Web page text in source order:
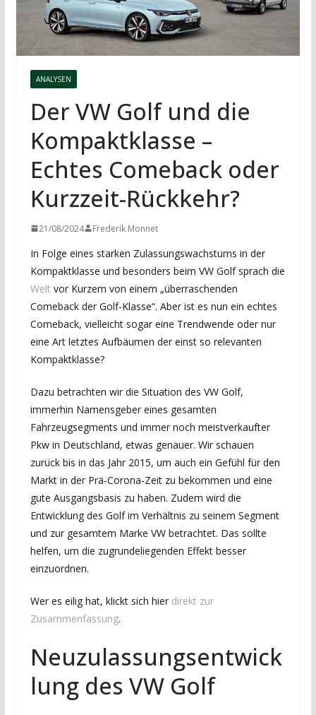
ANALYSEN
Der VW Golf und die
Kompaktklasse –
Echtes Comeback oder
Kurzzeit-Rückkehr?
21/08/2024 Frederik Monnet
In Folge eines starken Zulassungswachstums in der
Kompaktklasse und besonders beim VW Golf sprach die
Welt vor Kurzem von einem „überraschenden
Comeback der Golf-Klasse“. Aber ist es nun ein echtes
Comeback, vielleicht sogar eine Trendwende oder nur
eine Art letztes Aufbäumen der einst so relevanten
Kompaktklasse?
Dazu betrachten wir die Situation des VW Golf,
immerhin Namensgeber eines gesamten
Fahrzeugsegments und immer noch meistverkaufter
Pkw in Deutschland, etwas genauer. Wir schauen
zurück bis in das Jahr 2015, um auch ein Gefühl für den
Markt in der Prä-Corona-Zeit zu bekommen und eine
gute Ausgangsbasis zu haben. Zudem wird die
Entwicklung des Golf im Verhältnis zu seinem Segment
und zur gesamtem Marke VW betrachtet. Das sollte
helfen, um die zugrundeliegenden Effekt besser
einzuordnen.
Wer es eilig hat, klickt sich hier direkt zur
Zusammenfassung.
Neuzulassungsentwick
lung des VW Golf